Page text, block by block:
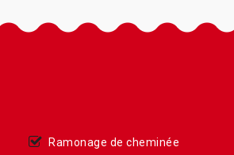
Ramonage de cheminée